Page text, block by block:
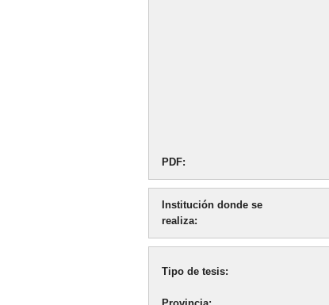
PDF
Institución donde se
realiza
Tipo de tesis